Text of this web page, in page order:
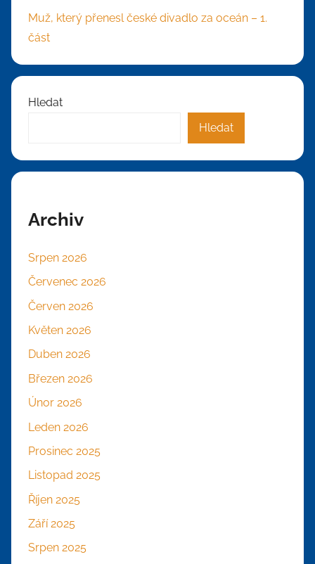
Muž, který přenesl české divadlo za oceán – 1.
část
Hledat
Hledat
Archiv
Srpen 2026
Červenec 2026
Červen 2026
Květen 2026
Duben 2026
Březen 2026
Únor 2026
Leden 2026
Prosinec 2025
Listopad 2025
Říjen 2025
Září 2025
Srpen 2025